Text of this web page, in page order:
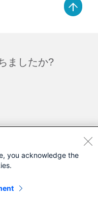
ましたか?
you acknowledge the